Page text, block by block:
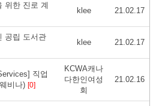
위한 진로 계
klee 21.02.17
공립 도서관
klee 21.02.17
직업
비나) [0]
KCWA캐나
다한인여성
회
21.02.16